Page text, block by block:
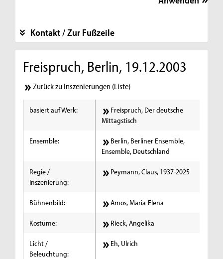
Kontakt / Zur Fußzeile
Freispruch, Berlin, 19.12.2003
Zurück zu Inszenierungen (Liste)
basiert auf Werk:
Freispruch, Der deutsche
Mittagstisch
Ensemble:
Berlin, Berliner Ensemble,
Ensemble, Deutschland
Regie /
Inszenierung:
Peymann, Claus, 1937-2025
Bühnenbild: Amos, Maria-Elena
Kostüme: Rieck, Angelika
Licht /
Beleuchtung:
Eh, Ulrich